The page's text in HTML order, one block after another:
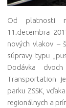
Od platnosti
11.decembra
nových vlakov –
súpravy typu
Dodávka
Transportation
parku ZSSK,
regionálnych a